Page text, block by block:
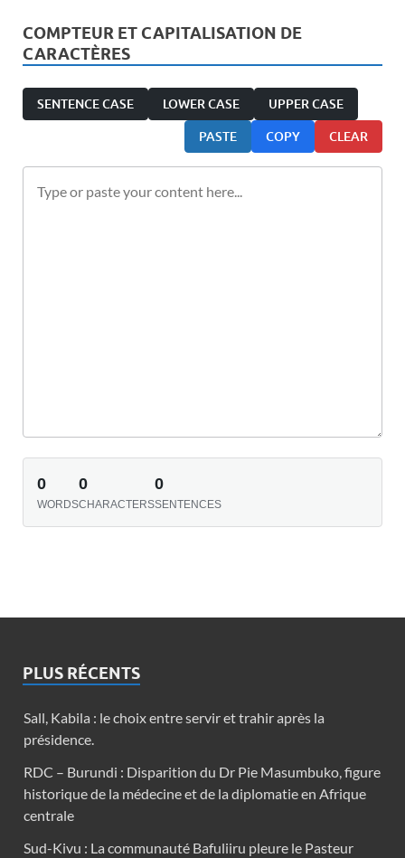
COMPTEUR ET CAPITALISATION DE
CARACTÈRES
SENTENCE CASE LOWER CASE UPPER CASE
PASTE COPY CLEAR
0
WORDS
0
CHARACTERS
0
SENTENCES
PLUS RÉCENTS
Sall, Kabila : le choix entre servir et trahir après la
présidence.
RDC – Burundi : Disparition du Dr Pie Masumbuko, figure
historique de la médecine et de la diplomatie en Afrique
centrale
Sud-Kivu : La communauté Bafuliiru pleure le Pasteur